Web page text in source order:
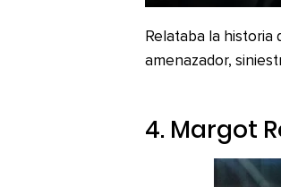
Relataba la historia
amenazador,
4. Margot